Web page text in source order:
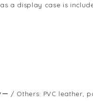
a display case is
ヤー / Others: PVC